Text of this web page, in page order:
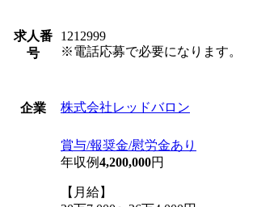
求人番
号
1212999
※電話応募で必要になります。
企業 株式会社レッドバロン
賞与/報奨金/慰労金あり
年収例4,200,000円
【月給】